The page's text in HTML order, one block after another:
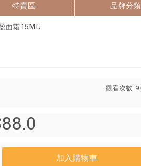
特賣區 品牌分類
面霜 15ML
觀看次數:
加入購物車